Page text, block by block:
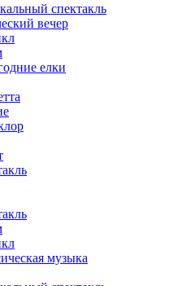
спектакль
вечер
елки
музыка